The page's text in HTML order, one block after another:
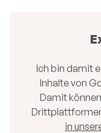
Ich bin damit
Inhalte von
Damit
in